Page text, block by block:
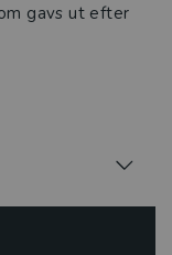
gavs ut efter